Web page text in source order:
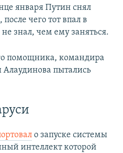
января Путин снял
чего тот впал в
знал, чем ему заняться.
помощника, командира
Алаудинова пытались
о запуске системы
интеллект которой